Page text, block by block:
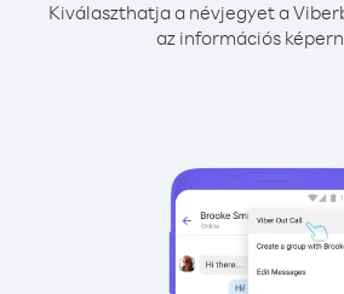
Kiválaszthatja a névjegyet a
az információs